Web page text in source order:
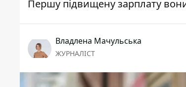
Першу підвищену зарплату
Владлена Мачульська
ЖУРНАЛІСТ